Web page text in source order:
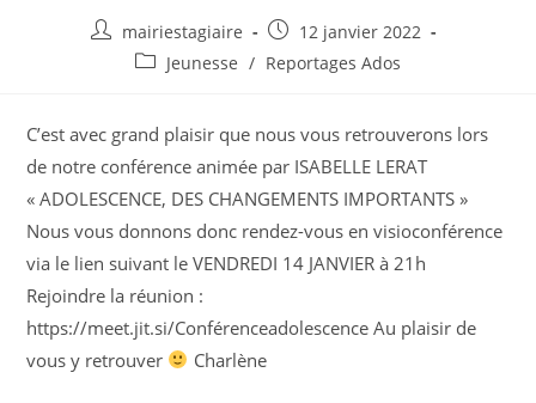
Auteur/autrice
mairiestagiaire
Publication
publiée :
12 janvier 2022
Post Jeunesse / Reportages Ados
C’est avec grand plaisir que nous vous retrouverons lors
de notre conférence animée par ISABELLE LERAT
« ADOLESCENCE, DES CHANGEMENTS IMPORTANTS »
Nous vous donnons donc rendez-vous en visioconférence
via le lien suivant le VENDREDI 14 JANVIER à 21h
Rejoindre la réunion :
https://meet.jit.si/Conférenceadolescence Au plaisir de
vous y retrouver
Charlène